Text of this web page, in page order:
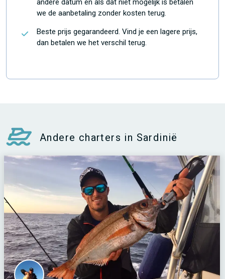
andere datum en als dat niet mogelijk is betalen
we de aanbetaling zonder kosten terug.
Beste prijs gegarandeerd. Vind je een lagere prijs,
dan betalen we het verschil terug.
Andere charters in Sardinië